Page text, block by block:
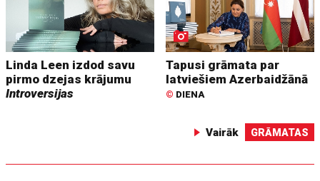
Linda Leen izdod savu
pirmo dzejas krājumu
Introversijas
Tapusi grāmata par
latviešiem Azerbaidžānā
© DIENA
Vairāk GRĀMATAS